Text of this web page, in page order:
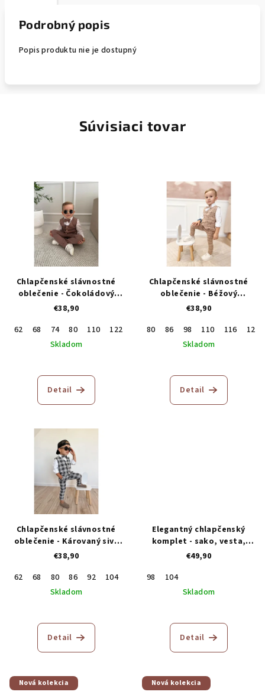
Podrobný popis
Popis produktu nie je dostupný
Súvisiaci tovar
Chlapčenské slávnostné
oblečenie - Čokoládový
hnedý trojkomplet
€38,90
62
68 74 80 110 122
Skladom
Detail
Chlapčenské slávnostné
oblečenie - Béžový
trojkomplet
€38,90
80
86 98 110 116
122
Skladom
Detail
Chlapčenské slávnostné
oblečenie - Károvaný sivý
trojkomplet
€38,90
62
68 80 86 92 104 116
122
Skladom
Detail
Elegantný chlapčenský
komplet - sako, vesta,
motýlik, nohavice
€49,90
98
104
Skladom
hodnotenie
produktu
5
Detail
Nová kolekcia Nová kolekcia